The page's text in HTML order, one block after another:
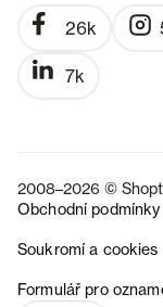
26k
7k
2008–2026 ©
Obchodní podmínky
Soukromí a cookies
Formulář pro